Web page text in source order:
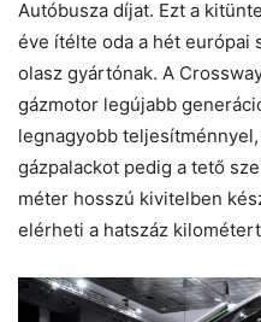
Autóbusza díjat. Ezt a
éve ítélte oda a hét európai
olasz gyártónak. A
gázmotor legújabb
legnagyobb
gázpalackot pedig a tető
méter hosszú kivitelben
elérheti a hatszáz